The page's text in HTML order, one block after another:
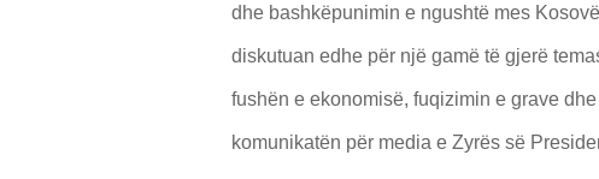
dhe bashkëpunimin e ngushtë mes
diskutuan edhe për një gamë të gjerë
fushën e ekonomisë, fuqizimin e grave
komunikatën për media e Zyrës së